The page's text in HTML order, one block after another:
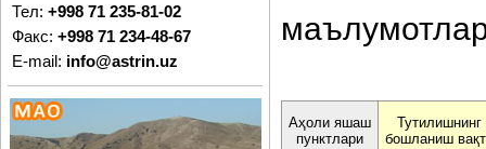
Тел: +998 71 235-81-02
Факс: +998 71 234-48-67
E-mail: info@astrin.uz
Аҳоли яшаш
пунктлари
Тутилишнинг
бошланиш